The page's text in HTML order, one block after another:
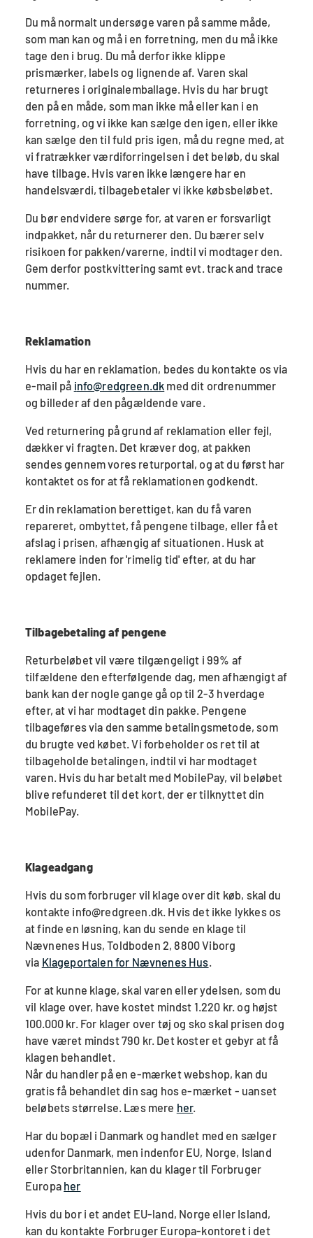
Du må normalt undersøge varen på samme måde,
som man kan og må i en forretning, men du må ikke
tage den i brug. Du må derfor ikke klippe
prismærker, labels og lignende af. Varen skal
returneres i originalemballage. Hvis du har brugt
den på en måde, som man ikke må eller kan i en
forretning, og vi ikke kan sælge den igen, eller ikke
kan sælge den til fuld pris igen, må du regne med, at
vi fratrækker værdiforringelsen i det beløb, du skal
have tilbage. Hvis varen ikke længere har en
handelsværdi, tilbagebetaler vi ikke købsbeløbet.
Du bør endvidere sørge for, at varen er forsvarligt
indpakket, når du returnerer den. Du bærer selv
risikoen for pakken/varerne, indtil vi modtager den.
Gem derfor postkvittering samt evt. track and trace
nummer.
Reklamation
Hvis du har en reklamation, bedes du kontakte os via
e-mail på info@redgreen.dk med dit ordrenummer
og billeder af den pågældende vare.
Ved returnering på grund af reklamation eller fejl,
dækker vi fragten. Det kræver dog, at pakken
sendes gennem vores returportal, og at du først har
kontaktet os for at få reklamationen godkendt.
Er din reklamation berettiget, kan du få varen
repareret, ombyttet, få pengene tilbage, eller få et
afslag i prisen, afhængig af situationen. Husk at
reklamere inden for 'rimelig tid' efter, at du har
opdaget fejlen.
Tilbagebetaling af pengene
Returbeløbet vil være tilgængeligt i 99% af
tilfældene den efterfølgende dag, men afhængigt af
bank kan der nogle gange gå op til 2-3 hverdage
efter, at vi har modtaget din pakke. Pengene
tilbageføres via den samme betalingsmetode, som
du brugte ved købet. Vi forbeholder os ret til at
tilbageholde betalingen, indtil vi har modtaget
varen. Hvis du har betalt med MobilePay, vil beløbet
blive refunderet til det kort, der er tilknyttet din
MobilePay.
Klageadgang
Hvis du som forbruger vil klage over dit køb, skal du
kontakte info@redgreen.dk. Hvis det ikke lykkes os
at finde en løsning, kan du sende en klage til
Nævnenes Hus, Toldboden 2, 8800 Viborg
via Klageportalen for Nævnenes Hus.
For at kunne klage, skal varen eller ydelsen, som du
vil klage over, have kostet mindst 1.220 kr. og højst
100.000 kr. For klager over tøj og sko skal prisen dog
have været mindst 790 kr. Det koster et gebyr at få
klagen behandlet.
Når du handler på en e-mærket webshop, kan du
gratis få behandlet din sag hos e-mærket - uanset
beløbets størrelse. Læs mere her.
Har du bopæl i Danmark og handlet med en sælger
udenfor Danmark, men indenfor EU, Norge, Island
eller Storbritannien, kan du klager til Forbruger
Europa her
Hvis du bor i et andet EU-land, Norge eller Island,
kan du kontakte Forbruger Europa-kontoret i det